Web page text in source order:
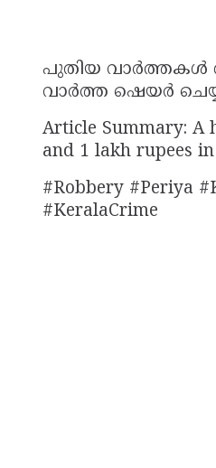
പുതിയ
വാർത്ത ഷെയർ
Article Summary: A
and 1 lakh rupees in
#Robbery #Periya
#KeralaCrime